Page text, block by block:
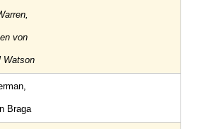
von
Watson
Braga